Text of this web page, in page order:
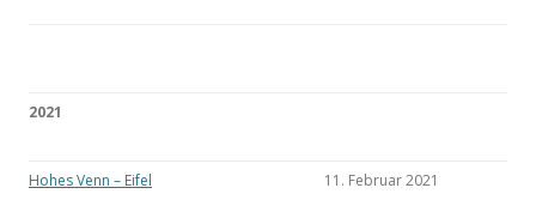
2021
Hohes Venn – Eifel 11. Februar 2021